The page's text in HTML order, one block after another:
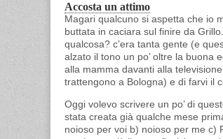
Accosta un attimo
Magari qualcuno si aspetta che io
buttata in caciara sul finire da
qualcosa? c’era tanta gente (e
alzato il tono un po’ oltre la buona
alla mamma davanti alla
trattengono a Bologna) e di farvi il
Oggi volevo scrivere un po’ di
stata creata già qualche mese
noioso per voi b) noioso per me c)